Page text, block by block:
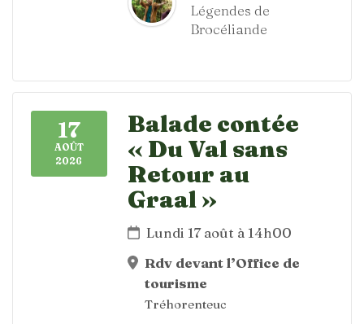
Légendes de
Brocéliande
17
AOÛT
2026
Balade contée
« Du Val sans
Retour au
Graal »
Lundi 17 août à 14h00
Rdv devant l’Office de
tourisme
Tréhorenteuc